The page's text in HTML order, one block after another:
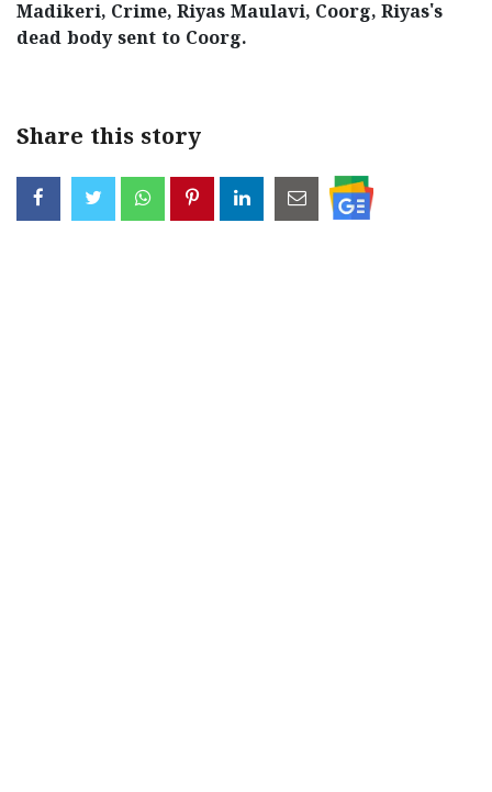
Madikeri, Crime, Riyas Maulavi, Coorg, Riyas's
dead body sent to Coorg.
Share this story